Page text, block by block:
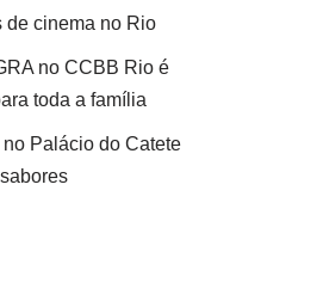
de cinema no Rio
no CCBB Rio é
toda a família
Palácio do Catete